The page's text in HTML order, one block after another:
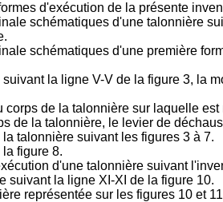
d'exécution de la présente
schématiques d'une talonnière
schématiques d'une première
la ligne V-V de la figure 3, la
de la talonnière sur laquelle
de la talonnière, le levier de
talonnière suivant les figures 3 à 7.
figure 8.
d'une talonnière suivant
suivant la ligne XI-XI de la figure 10.
représentée sur les figures 10 et